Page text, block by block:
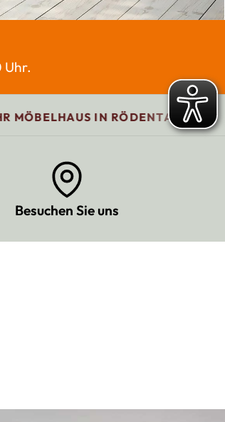
Uhr.
IN RÖDENTAL - OESLAUER
Besuchen Sie uns